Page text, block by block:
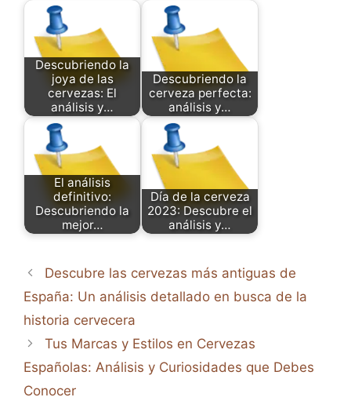
Descubriendo la
joya de las
cervezas: El
análisis y…
Descubriendo la
cerveza perfecta:
análisis y…
El análisis
definitivo:
Descubriendo la
mejor…
Día de la cerveza
2023: Descubre el
análisis y…
Descubre las cervezas más antiguas de
España: Un análisis detallado en busca de la
historia cervecera
Tus Marcas y Estilos en Cervezas
Españolas: Análisis y Curiosidades que Debes
Conocer